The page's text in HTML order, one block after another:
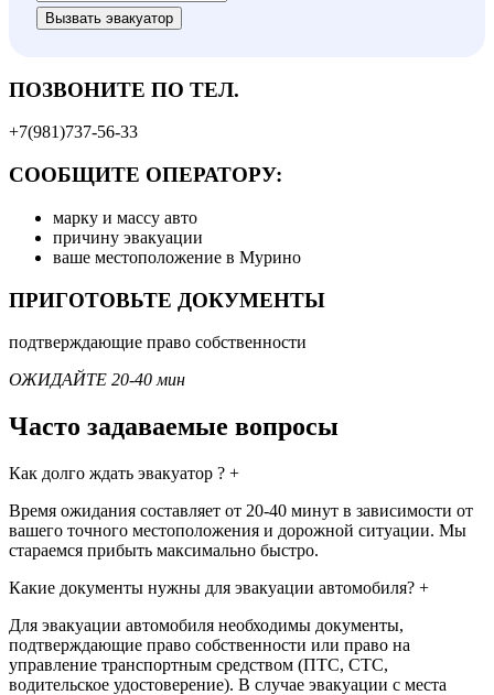
Вызвать эвакуатор
ПОЗВОНИТЕ ПО ТЕЛ.
+7(981)737-56-33
СООБЩИТЕ ОПЕРАТОРУ:
марку и массу авто
причину эвакуации
ваше местоположение в Мурино
ПРИГОТОВЬТЕ ДОКУМЕНТЫ
подтверждающие право собственности
ОЖИДАЙТЕ 20-40 мин
Часто задаваемые вопросы
Как долго ждать эвакуатор ? +
Время ожидания составляет от 20-40 минут в зависимости от
вашего точного местоположения и дорожной ситуации. Мы
стараемся прибыть максимально быстро.
Какие документы нужны для эвакуации автомобиля? +
Для эвакуации автомобиля необходимы документы,
подтверждающие право собственности или право на
управление транспортным средством (ПТС, СТС,
водительское удостоверение). В случае эвакуации с места